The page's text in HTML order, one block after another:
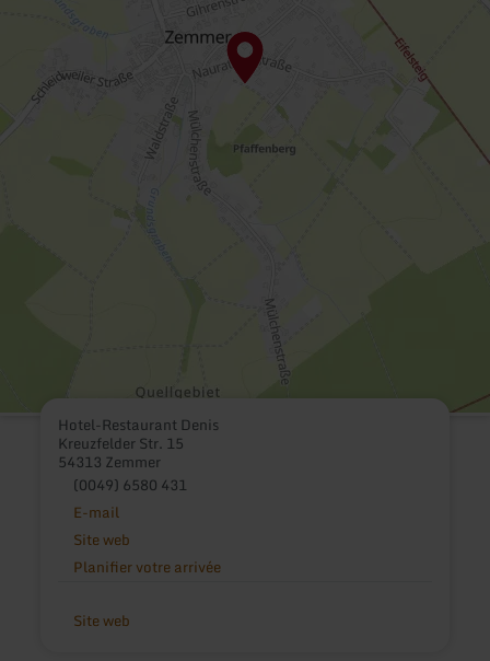
Hotel-Restaurant Denis
Kreuzfelder Str. 15
54313 Zemmer
(0049) 6580 431
E-mail
Site web
Planifier votre arrivée
Site web